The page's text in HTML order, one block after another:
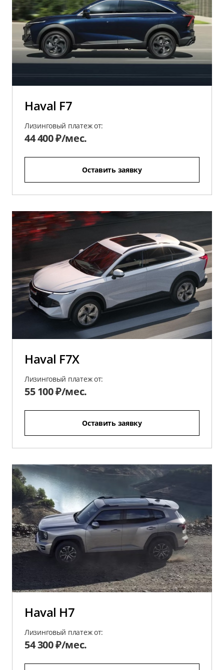
Haval F7
Лизинговый платеж от:
44 400 ₽/мес.
Оставить заявку
Haval F7X
Лизинговый платеж от:
55 100 ₽/мес.
Оставить заявку
Haval H7
Лизинговый платеж от:
54 300 ₽/мес.